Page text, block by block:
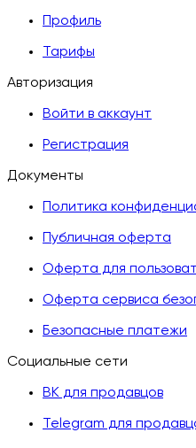
Профиль
Тарифы
Авторизация
Войти в аккаунт
Регистрация
Документы
Политика
Публичная оферта
Оферта для
Оферта сервиса
Безопасные платежи
Социальные сети
ВК для продавцов
Telegram для